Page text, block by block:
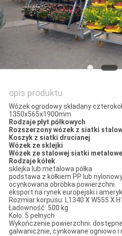
opis produktu
Wózek ogrodowy składany
1350x565x1900mm
Rodzaje płyt półkowych
Rozszerzony wózek z siatki
Koszyk z siatki drucianej
Wózek ze sklejki
Wózek ze stalowej siatki
Rodzaje kółek
sklejka lub metalowa półka
podstawa z kółkiem PP lub
ocynkowana obróbka powierzchni
eksport na rynek europejski i
Rozmiar korpusu: L1340 X W555 X
Ładowność: 500 kg
Koło: 5 pełnych
Wykończenie powierzchni:
galwanicznie, cynkowane ogniowo